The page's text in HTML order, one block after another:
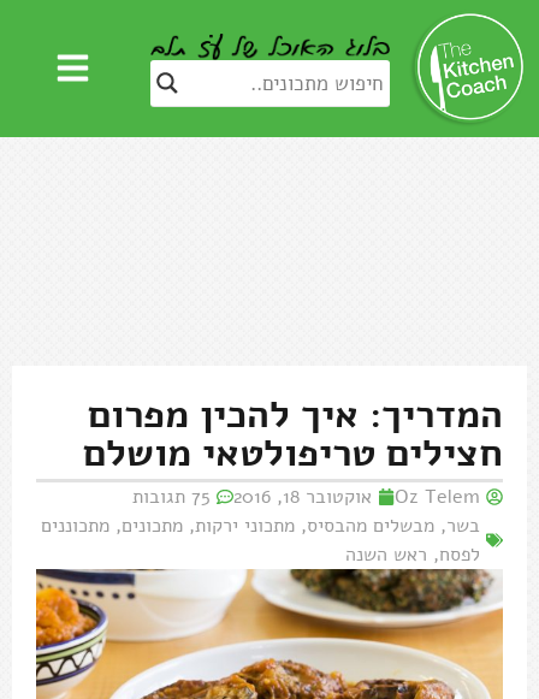
המדריך: איך להכין מפרום
חצילים טריפולטאי מושלם
Oz Telem אוקטובר 18, 2016
75 תגובות
בשר, מבשלים מהבסיס, מתכוני ירקות, מתכונים, מתכוננים
לפסח, ראש השנה